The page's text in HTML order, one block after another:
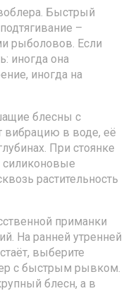
Быстрый
–
рыболовов. Если
иногда она
иногда на
блесны с
в воде, её
При стоянке
силиконовые
растительность
приманки
На ранней утренней
выберите
с быстрым рывком.
блесн, а в